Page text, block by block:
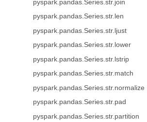
pyspark.pandas.Series.str.join
pyspark.pandas.Series.str.len
pyspark.pandas.Series.str.ljust
pyspark.pandas.Series.str.lower
pyspark.pandas.Series.str.lstrip
pyspark.pandas.Series.str.match
pyspark.pandas.Series.str.normalize
pyspark.pandas.Series.str.pad
pyspark.pandas.Series.str.partition